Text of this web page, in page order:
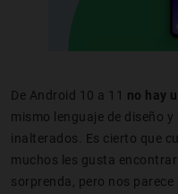
De Android 10 a 11 no hay
mismo lenguaje de diseño
inalterados. Es cierto que
muchos les gusta
sorprenda, pero nos